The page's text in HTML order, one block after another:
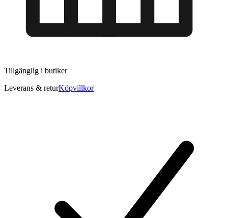
Tillgänglig i butiker
Leverans & returKöpvillkor